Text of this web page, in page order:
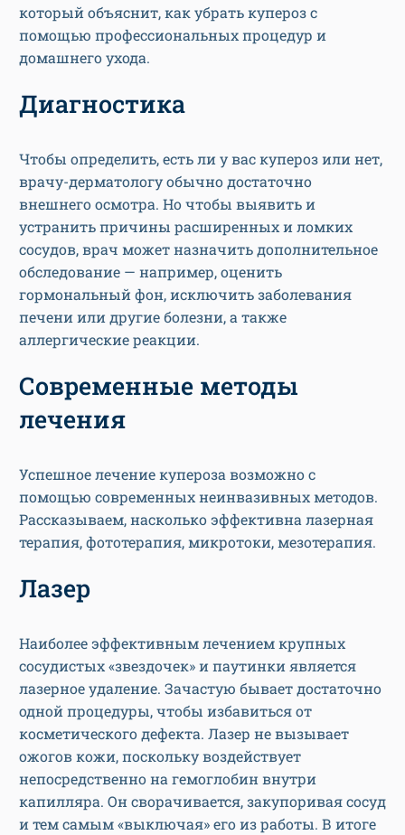
который объяснит, как убрать купероз с
помощью профессиональных процедур и
домашнего ухода.
Диагностика
Чтобы определить, есть ли у вас купероз или нет,
врачу-дерматологу обычно достаточно
внешнего осмотра. Но чтобы выявить и
устранить причины расширенных и ломких
сосудов, врач может назначить дополнительное
обследование — например, оценить
гормональный фон, исключить заболевания
печени или другие болезни, а также
аллергические реакции.
Современные методы
лечения
Успешное лечение купероза возможно с
помощью современных неинвазивных методов.
Рассказываем, насколько эффективна лазерная
терапия, фототерапия, микротоки, мезотерапия.
Лазер
Наиболее эффективным лечением крупных
сосудистых «звездочек» и паутинки является
лазерное удаление. Зачастую бывает достаточно
одной процедуры, чтобы избавиться от
косметического дефекта. Лазер не вызывает
ожогов кожи, поскольку воздействует
непосредственно на гемоглобин внутри
капилляра. Он сворачивается, закупоривая сосуд
и тем самым «выключая» его из работы. В итоге